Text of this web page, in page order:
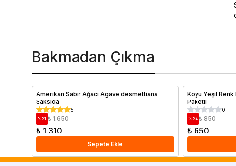
Bakmadan Çıkma
Amerikan Sabır Ağacı Agave desmettiana
Saksıda
5
%21 ₺ 1.650
₺ 1.310
Sepete Ekle
Koyu Yeşil
Paketli
0
%24 ₺ 850
₺ 650